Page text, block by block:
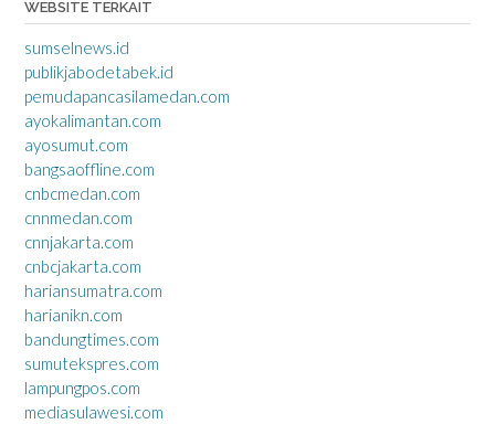
WEBSITE TERKAIT
sumselnews.id
publikjabodetabek.id
pemudapancasilamedan.com
ayokalimantan.com
ayosumut.com
bangsaoffline.com
cnbcmedan.com
cnnmedan.com
cnnjakarta.com
cnbcjakarta.com
hariansumatra.com
harianikn.com
bandungtimes.com
sumutekspres.com
lampungpos.com
mediasulawesi.com